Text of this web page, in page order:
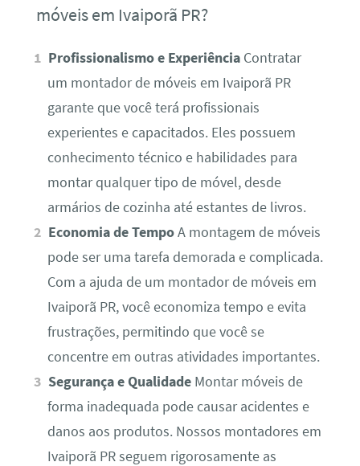
móveis em Ivaiporã PR?
Profissionalismo e Experiência Contratar
um montador de móveis em Ivaiporã PR
garante que você terá profissionais
experientes e capacitados. Eles possuem
conhecimento técnico e habilidades para
montar qualquer tipo de móvel, desde
armários de cozinha até estantes de livros.
Economia de TempoA montagem de móveis
pode ser uma tarefa demorada e complicada.
Com a ajuda de um montador de móveis em
Ivaiporã PR, você economiza tempo e evita
frustrações, permitindo que você se
concentre em outras atividades importantes.
Segurança e Qualidade Montar móveis de
forma inadequada pode causar acidentes e
danos aos produtos. Nossos montadores em
Ivaiporã PR seguem rigorosamente as